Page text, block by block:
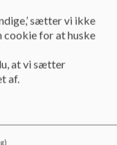
du læse om
du læse omDUS 2
DUS:
sætter vi ikke
for at huske
at vi sætter
af.